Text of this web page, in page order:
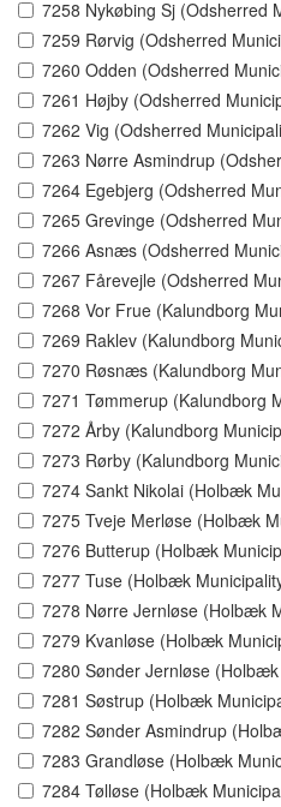
7258 Nykøbing Sj (Odsherred
7259 Rørvig (Odsherred
7260 Odden (Odsherred
7261 Højby (Odsherred
7262 Vig (Odsherred
7263 Nørre Asmindrup
7264 Egebjerg (Odsherred
7265 Grevinge (Odsherred
7266 Asnæs (Odsherred
7267 Fårevejle (Odsherred
7268 Vor Frue (Kalundborg
7269 Raklev (Kalundborg
7270 Røsnæs (Kalundborg
7271 Tømmerup (Kalundborg
7272 Årby (Kalundborg
7273 Rørby (Kalundborg
7274 Sankt Nikolai (Holbæk
7275 Tveje Merløse (Holbæk
7276 Butterup (Holbæk
7277 Tuse (Holbæk
7278 Nørre Jernløse (Holbæk
7279 Kvanløse (Holbæk
7280 Sønder Jernløse
7281 Søstrup (Holbæk
7282 Sønder Asmindrup
7283 Grandløse (Holbæk
7284 Tølløse (Holbæk